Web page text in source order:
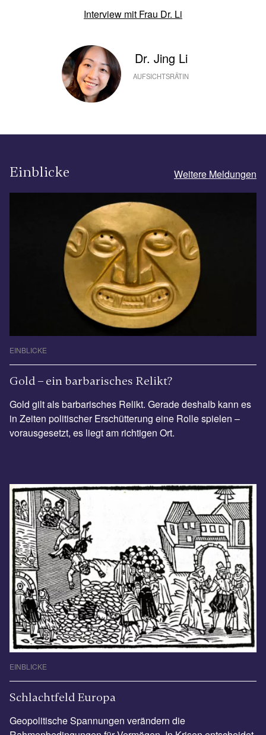
Interview mit Frau Dr. Li
Dr. Jing Li
AUFSICHTSRÄTIN
Einblicke Weitere Meldungen
EINBLICKE
Gold – ein barbarisches Relikt?
Gold gilt als barbarisches Relikt. Gerade deshalb kann es
in Zeiten politischer Erschütterung eine Rolle spielen –
vorausgesetzt, es liegt am richtigen Ort.
EINBLICKE
Schlachtfeld Europa
Geopolitische Spannungen verändern die